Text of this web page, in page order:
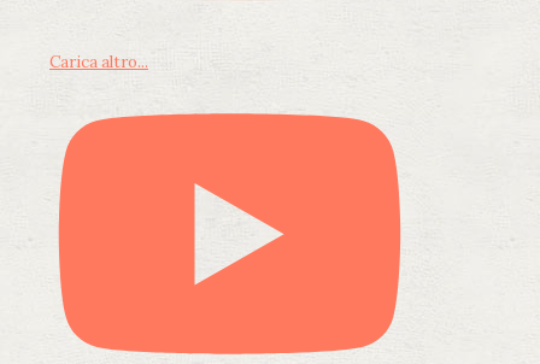
Carica altro...